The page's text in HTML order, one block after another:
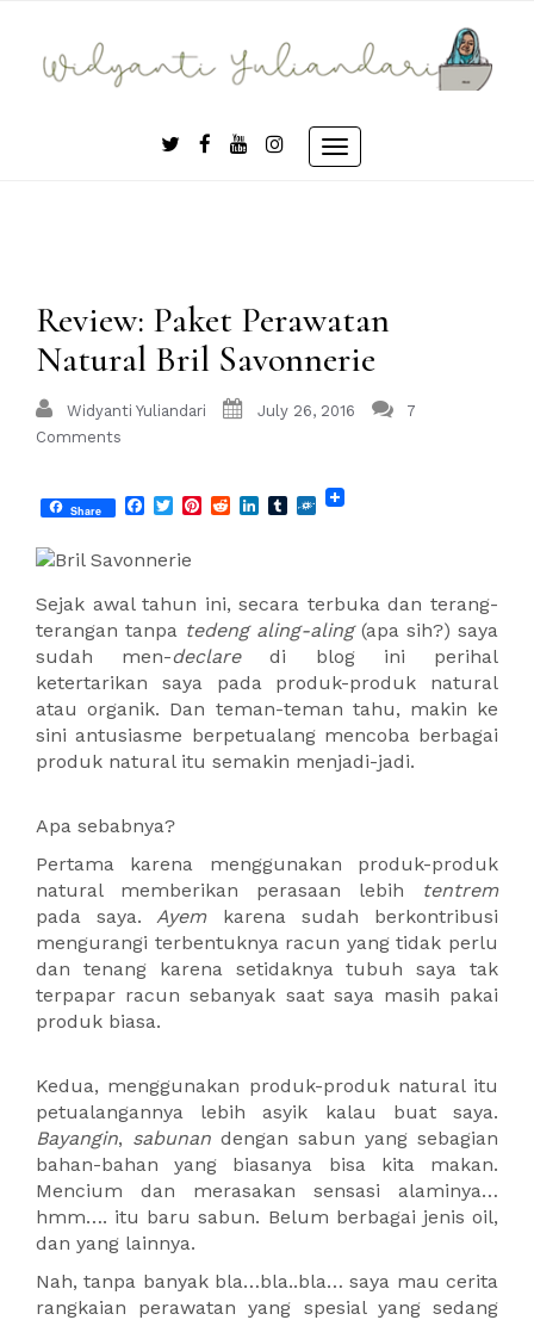
content
Toggle
Review: Paket Perawatan
Natural Bril Savonnerie
Widyanti Yuliandari July 26, 2016
7
Comments
Share Facebook
TwitterPinterest
RedditLinkedIn
Tumblr
Folkd
Sejak awal tahun ini, secara terbuka dan terang-
terangan tanpa tedeng aling-aling(apa sih?) saya
sudah men-declaredi blog ini perihal
ketertarikan saya pada produk-produk natural
atau organik. Dan teman-teman tahu, makin ke
sini antusiasme berpetualang mencoba berbagai
produk natural itu semakin menjadi-jadi.
Apa sebabnya?
Pertama karena menggunakan produk-produk
natural memberikan perasaan lebih
tentrem
pada saya. Ayemkarena sudah berkontribusi
mengurangi terbentuknya racun yang tidak perlu
dan tenang karena setidaknya tubuh saya tak
terpapar racun sebanyak saat saya masih pakai
produk biasa.
Kedua, menggunakan produk-produk natural itu
petualangannya lebih asyik kalau buat saya.
Bayangin, sabunan dengan sabun yang sebagian
bahan-bahan yang biasanya bisa kita makan.
Mencium dan merasakan sensasi alaminya…
hmm…. itu baru sabun. Belum berbagai jenis oil,
dan yang lainnya.
Nah, tanpa banyak bla…bla..bla… saya mau cerita
rangkaian perawatan yang spesial yang sedang